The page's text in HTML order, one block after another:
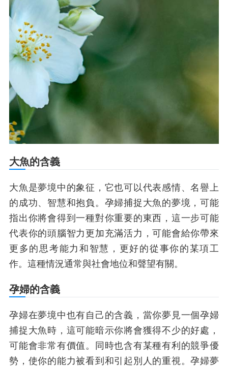
大魚的含義
大魚是夢境中的象征，它也可以代表感情、名譽上
的成功、智慧和抱負。孕婦捕捉大魚的夢境，可能
指出你將會得到一種對你重要的東西，這一步可能
代表你的頭腦智力更加充滿活力，可能會給你帶來
更多的思考能力和智慧，更好的從事你的某項工
作。這種情況通常與社會地位和聲望有關。
孕婦的含義
孕婦在夢境中也有自己的含義，當你夢見一個孕婦
捕捉大魚時，這可能暗示你將會獲得不少的好處，
可能會非常有價值。同時也含有某種有利的競爭優
勢，使你的能力被看到和引起別人的重視。孕婦夢